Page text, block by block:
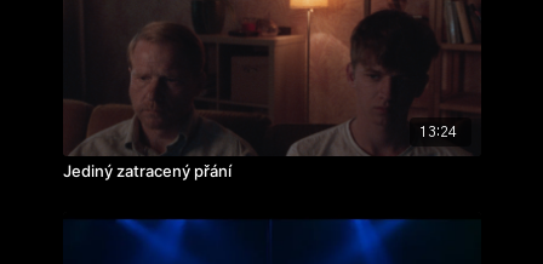
cvičení: klauzurní film
rok výroby: 2024
13:24
Jediný zatracený přání